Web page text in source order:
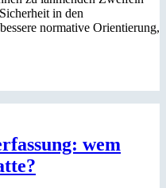
in den
normative Orientierung,
wem